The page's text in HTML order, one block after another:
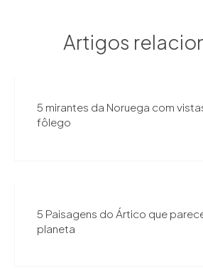
Artigos
5 mirantes da Noruega com
fôlego
5 Paisagens do Ártico que
planeta